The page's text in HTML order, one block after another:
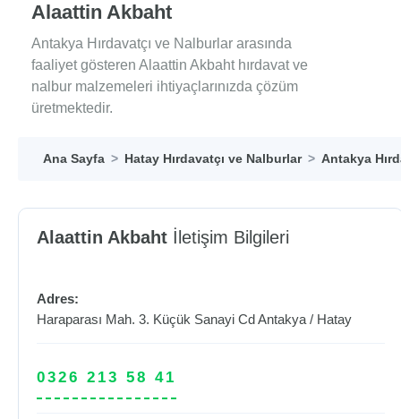
Alaattin Akbaht
Antakya Hırdavatçı ve Nalburlar arasında
faaliyet gösteren Alaattin Akbaht hırdavat ve
nalbur malzemeleri ihtiyaçlarınızda çözüm
üretmektedir.
Ana Sayfa Hatay Hırdavatçı ve Nalburlar Antakya
Alaattin Akbaht İletişim Bilgileri
Adres:
Haraparası Mah. 3. Küçük Sanayi CdAntakya / Hatay
0326 213 58 41